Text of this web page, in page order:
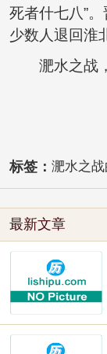
死者什七八”
少数人退回淮
淝水之战，
标签： 淝水之
最新文章